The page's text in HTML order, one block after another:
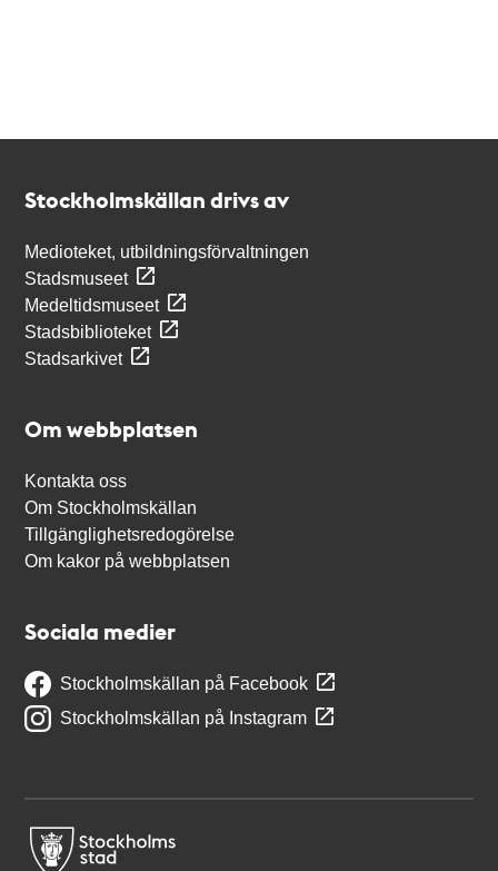
Stockholmskällan drivs av
Medioteket, utbildningsförvaltningen
Stadsmuseet
Medeltidsmuseet
Stadsbiblioteket
Stadsarkivet
Om webbplatsen
Kontakta oss
Om Stockholmskällan
Tillgänglighetsredogörelse
Om kakor på webbplatsen
Sociala medier
Stockholmskällan på Facebook
Stockholmskällan på Instagram